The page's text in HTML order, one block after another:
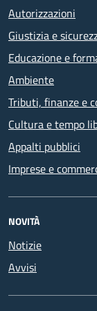
Autorizzazioni
Giustizia e
Educazione e
Ambiente
Tributi, finanze e
Cultura e tempo
Appalti pubblici
Imprese e
NOVITÀ
Notizie
Avvisi